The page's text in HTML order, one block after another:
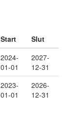
Start
Slut
2024-
01-01
2027-
12-31
2023-
01-01
2026-
12-31